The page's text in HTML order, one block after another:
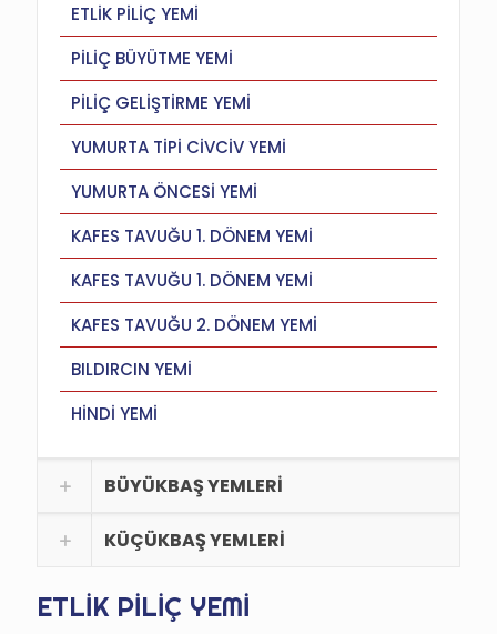
ETLİK PİLİÇ YEMİ
PİLİÇ BÜYÜTME YEMİ
PİLİÇ GELİŞTİRME YEMİ
YUMURTA TİPİ CİVCİV YEMİ
YUMURTA ÖNCESİ YEMİ
KAFES TAVUĞU 1. DÖNEM YEMİ
KAFES TAVUĞU 1. DÖNEM YEMİ
KAFES TAVUĞU 2. DÖNEM YEMİ
BILDIRCIN YEMİ
HİNDİ YEMİ
BÜYÜKBAŞ YEMLERİ
KÜÇÜKBAŞ YEMLERİ
ETLİK PİLİÇ YEMİ